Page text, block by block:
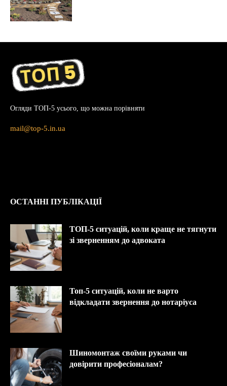
Огляди ТОП-5 усього, що можна порівняти
mail@top-5.in.ua
ОСТАННІ ПУБЛІКАЦІЇ
ТОП-5 ситуацій, коли краще не тягнути
зі зверненням до адвоката
Топ-5 ситуацій, коли не варто
відкладати звернення до нотаріуса
Шиномонтаж своїми руками чи
довірити професіоналам?